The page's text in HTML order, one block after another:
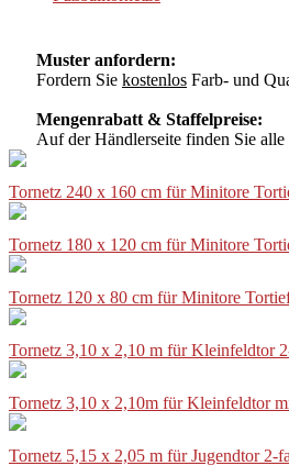
Muster anfordern:
Fordern Sie kostenlos Farb- und
Mengenrabatt & Staffelpreise:
Auf der Händlerseite finden Sie alle
Tornetz 240 x 160 cm für Minitore
Tornetz 180 x 120 cm für Minitore
Tornetz 120 x 80 cm für Minitore
Tornetz 3,10 x 2,10 m für Kleinfeldtor
Tornetz 3,10 x 2,10m für Kleinfeldtor
Tornetz 5,15 x 2,05 m für Jugendtor 2-